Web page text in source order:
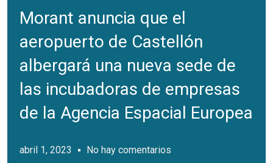
Morant anuncia que el
aeropuerto de Castellón
albergará una nueva sede de
las incubadoras de empresas
de la Agencia Espacial Europea
abril 1, 2023 No hay comentarios